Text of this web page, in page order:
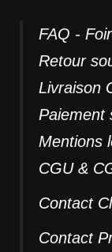
FAQ -
Retour
Livraison
Paiement
Mentions
CGU &
Contact
Contact